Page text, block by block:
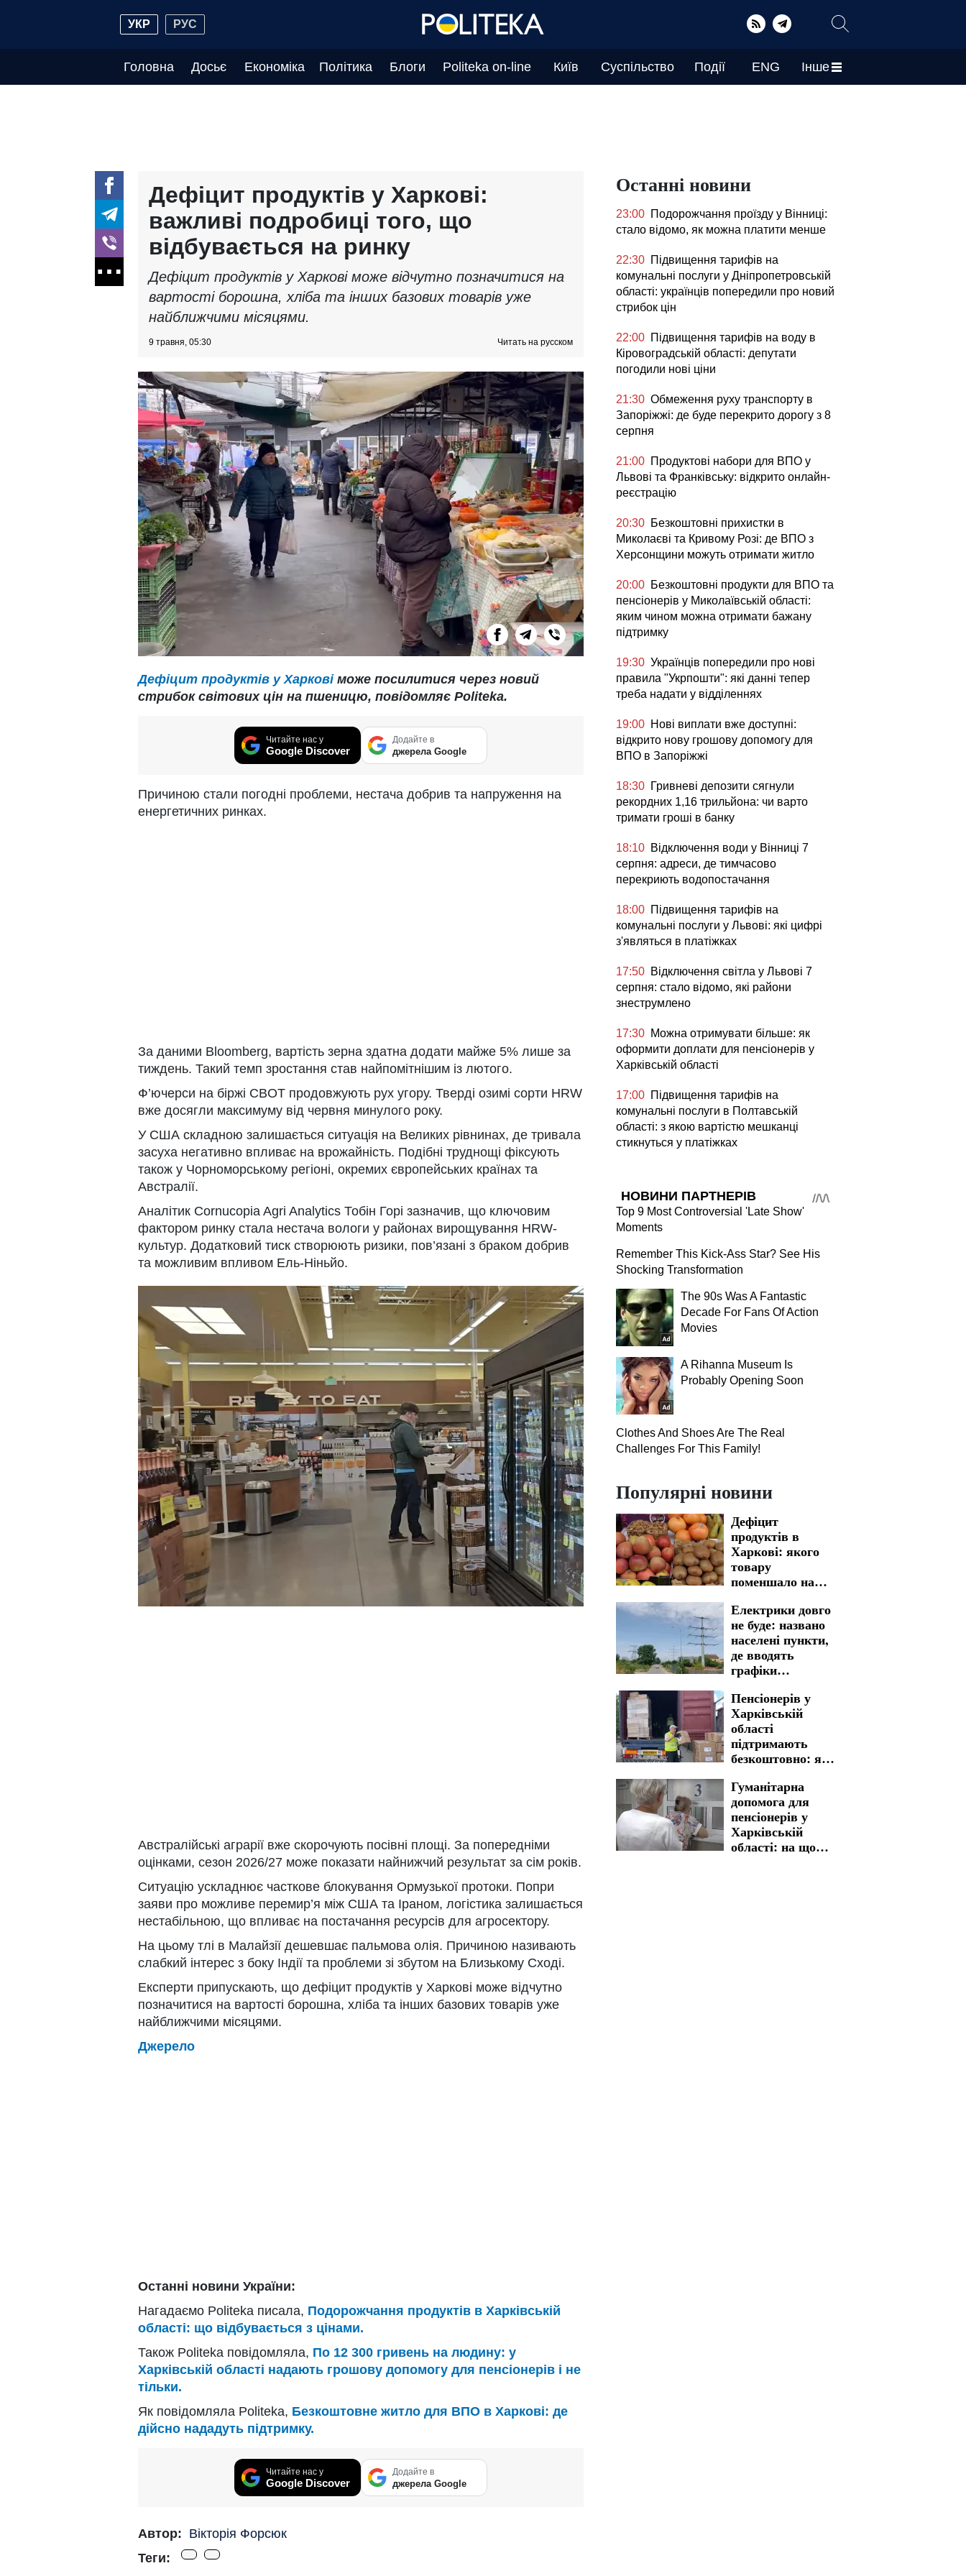
УКР РУС
Головна Досьє Економіка Політика Блоги Politeka on-line Київ Суспільство Події ENG Інше
Дефіцит продуктів у Харкові:
важливі подробиці того, що
відбувається на ринку
Дефіцит продуктів у Харкові може відчутно позначитися на
вартості борошна, хліба та інших базових товарів уже
найближчими місяцями.
9 травня, 05:30 Читать на русском
Дефіцит продуктів у Харковіможе посилитися через новий
стрибок світових цін на пшеницю, повідомляє Politeka.
Читайте нас у
Google Discover
Додайте в
джерела Google
Причиною стали погодні проблеми, нестача добрив та напруження на
енергетичних ринках.
За даними Bloomberg, вартість зерна здатна додати майже 5% лише за
тиждень. Такий темп зростання став найпомітнішим із лютого.
Ф’ючерси на біржі CBOT продовжують рух угору. Тверді озимі сорти HRW
вже досягли максимуму від червня минулого року.
У США складною залишається ситуація на Великих рівнинах, де тривала
засуха негативно впливає на врожайність. Подібні труднощі фіксують
також у Чорноморському регіоні, окремих європейських країнах та
Австралії.
Аналітик Cornucopia Agri Analytics Тобін Горі зазначив, що ключовим
фактором ринку стала нестача вологи у районах вирощування HRW-
культур. Додатковий тиск створюють ризики, пов’язані з браком добрив
та можливим впливом Ель-Ніньйо.
Австралійські аграрії вже скорочують посівні площі. За попередніми
оцінками, сезон 2026/27 може показати найнижчий результат за сім років.
Ситуацію ускладнює часткове блокування Ормузької протоки. Попри
заяви про можливе перемир’я між США та Іраном, логістика залишається
нестабільною, що впливає на постачання ресурсів для агросектору.
На цьому тлі в Малайзії дешевшає пальмова олія. Причиною називають
слабкий інтерес з боку Індії та проблеми зі збутом на Близькому Сході.
Експерти припускають, що дефіцит продуктів у Харкові може відчутно
позначитися на вартості борошна, хліба та інших базових товарів уже
найближчими місяцями.
Джерело
Останні новини України:
Нагадаємо Politeka писала, Подорожчання продуктів в Харківській
області: що відбувається з цінами.
Також Politeka повідомляла, По 12 300 гривень на людину: у
Харківській області надають грошову допомогу для пенсіонерів і не
тільки.
Як повідомляла Politeka, Безкоштовне житло для ВПО в Харкові: де
дійсно нададуть підтримку.
Читайте нас у
Google Discover
Додайте в
джерела Google
Автор: Вікторія Форсюк
Теги:
Останні новини
23:00 Подорожчання проїзду у Вінниці:
стало відомо, як можна платити менше
22:30 Підвищення тарифів на
комунальні послуги у Дніпропетровській
області: українців попередили про новий
стрибок цін
22:00 Підвищення тарифів на воду в
Кіровоградській області: депутати
погодили нові ціни
21:30 Обмеження руху транспорту в
Запоріжжі: де буде перекрито дорогу з 8
серпня
21:00 Продуктові набори для ВПО у
Львові та Франківську: відкрито онлайн-
реєстрацію
20:30 Безкоштовні прихистки в
Миколаєві та Кривому Розі: де ВПО з
Херсонщини можуть отримати житло
20:00 Безкоштовні продукти для ВПО та
пенсіонерів у Миколаївській області:
яким чином можна отримати бажану
підтримку
19:30 Українців попередили про нові
правила "Укрпошти": які данні тепер
треба надати у відділеннях
19:00 Нові виплати вже доступні:
відкрито нову грошову допомогу для
ВПО в Запоріжжі
18:30 Гривневі депозити сягнули
рекордних 1,16 трильйона: чи варто
тримати гроші в банку
18:10 Відключення води у Вінниці 7
серпня: адреси, де тимчасово
перекриють водопостачання
18:00 Підвищення тарифів на
комунальні послуги у Львові: які цифрі
з'являться в платіжках
17:50 Відключення світла у Львові 7
серпня: стало відомо, які райони
знеструмлено
17:30 Можна отримувати більше: як
оформити доплати для пенсіонерів у
Харківській області
17:00 Підвищення тарифів на
комунальні послуги в Полтавській
області: з якою вартістю мешканці
стикнуться у платіжках
НОВИНИ ПАРТНЕРІВ
Top 9 Most Controversial 'Late Show'
Moments
Remember This Kick-Ass Star? See His
Shocking Transformation
The 90s Was A Fantastic
Decade For Fans Of Action
Movies
A Rihanna Museum Is
Probably Opening Soon
Clothes And Shoes Are The Real
Challenges For This Family!
Популярні новини
Дефіцит
продуктів в
Харкові: якого
товару
поменшало на
магазинів
Електрики довго
не буде: названо
населені пункти,
де вводять
графіки
світла у
Кіровоградській
області на 7
серпня
Пенсіонерів у
Харківській
області
підтримають
безкоштовно: яку
допомогу можна
отримати
Гуманітарна
допомога для
пенсіонерів у
Харківській
області: на що